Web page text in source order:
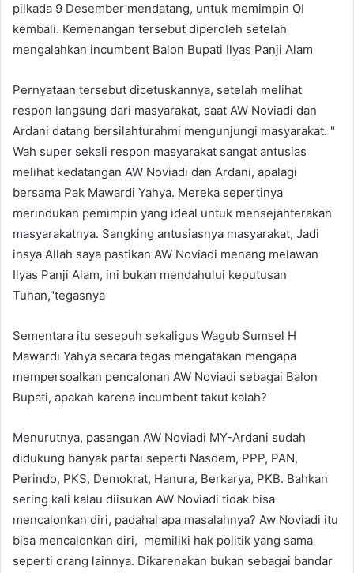
pilkada 9 Desember mendatang, untuk memimpin OI
kembali. Kemenangan tersebut diperoleh setelah
mengalahkan incumbent Balon Bupati Ilyas Panji Alam
Pernyataan tersebut dicetuskannya, setelah melihat
respon langsung dari masyarakat, saat AW Noviadi dan
Ardani datang bersilahturahmi mengunjungi masyarakat. "
Wah super sekali respon masyarakat sangat antusias
melihat kedatangan AW Noviadi dan Ardani, apalagi
bersama Pak Mawardi Yahya. Mereka sepertinya
merindukan pemimpin yang ideal untuk mensejahterakan
masyarakatnya. Sangking antusiasnya masyarakat, Jadi
insya Allah saya pastikan AW Noviadi menang melawan
Ilyas Panji Alam, ini bukan mendahului keputusan
Tuhan,"tegasnya
Sementara itu sesepuh sekaligus Wagub Sumsel H
Mawardi Yahya secara tegas mengatakan mengapa
mempersoalkan pencalonan AW Noviadi sebagai Balon
Bupati, apakah karena incumbent takut kalah?
Menurutnya, pasangan AW Noviadi MY-Ardani sudah
didukung banyak partai seperti Nasdem, PPP, PAN,
Perindo, PKS, Demokrat, Hanura, Berkarya, PKB. Bahkan
sering kali kalau diisukan AW Noviadi tidak bisa
mencalonkan diri, padahal apa masalahnya? Aw Noviadi itu
bisa mencalonkan diri, memiliki hak politik yang sama
seperti orang lainnya. Dikarenakan bukan sebagai bandar